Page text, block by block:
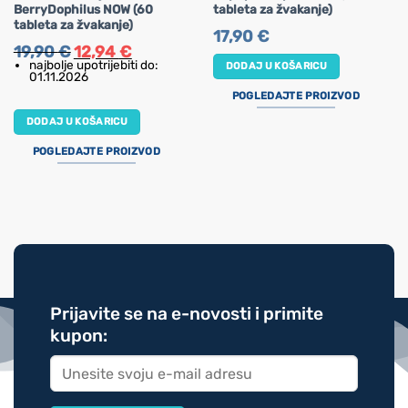
BerryDophilus NOW (60
tableta za žvakanje)
19,90€ Izvorna
cijena
bila
je:
12,94€Trenutna
cijena
je:
najbolje upotrijebiti do:
01.11.2026
DODAJ U KOŠARICU
POGLEDAJTE PROIZVOD
tableta za žvakanje)
17,90€
DODAJ U KOŠARICU
POGLEDAJTE PROIZVOD
Prijavite se na e-novosti i primite
kupon: